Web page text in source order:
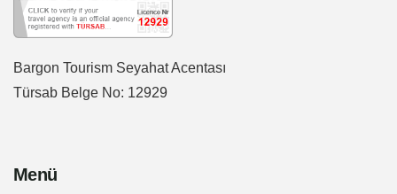
Bargon Tourism Seyahat Acentası
Türsab Belge No: 12929
Menü